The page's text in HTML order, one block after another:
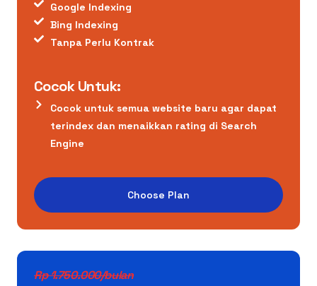
Google Indexing
Bing Indexing
Tanpa Perlu Kontrak
Cocok Untuk:
Cocok untuk semua website baru agar dapat
terindex dan menaikkan rating di Search
Engine
Choose Plan
Rp 1.750.000/bulan